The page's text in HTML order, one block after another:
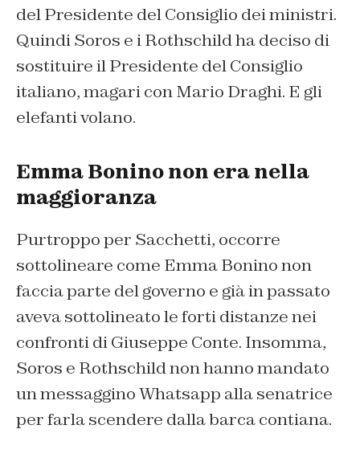
del Presidente del Consiglio dei ministri.
Quindi Soros e i Rothschild ha deciso di
sostituire il Presidente del Consiglio
italiano, magari con Mario Draghi. E gli
elefanti volano.
Emma Bonino non era nella
maggioranza
Purtroppo per Sacchetti, occorre
sottolineare come Emma Bonino non
faccia parte del governo e già in passato
aveva sottolineato le forti distanze nei
confronti di Giuseppe Conte. Insomma,
Soros e Rothschild non hanno mandato
un messaggino Whatsapp alla senatrice
per farla scendere dalla barca contiana.